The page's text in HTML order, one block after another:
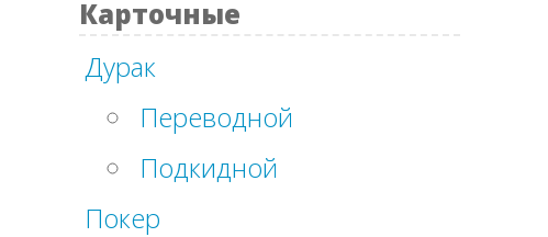
Карточные
Дурак
Переводной
Подкидной
Покер